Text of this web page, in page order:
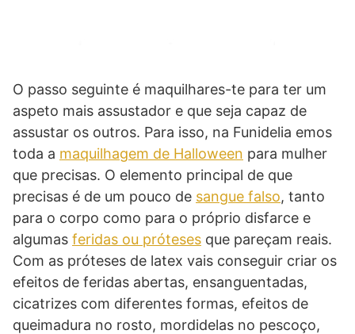
O passo seguinte é maquilhares-te para ter um
aspeto mais assustador e que seja capaz de
assustar os outros. Para isso, na Funidelia emos
toda a maquilhagem de Halloween para mulher
que precisas. O elemento principal de que
precisas é de um pouco de sangue falso, tanto
para o corpo como para o próprio disfarce e
algumas feridas ou próteses que pareçam reais.
Com as próteses de latex vais conseguir criar os
efeitos de feridas abertas, ensanguentadas,
cicatrizes com diferentes formas, efeitos de
queimadura no rosto, mordidelas no pescoço,